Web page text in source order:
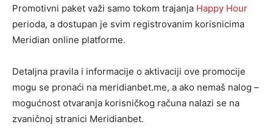
Promotivni paket važi samo tokom trajanja Happy Hour
perioda, a dostupan je svim registrovanim korisnicima
Meridian online platforme.
Detaljna pravila i informacije o aktivaciji ove promocije
mogu se pronaći na meridianbet.me, a ako nemaš nalog –
mogućnost otvaranja korisničkog računa nalazi se na
zvaničnoj stranici Meridianbet.